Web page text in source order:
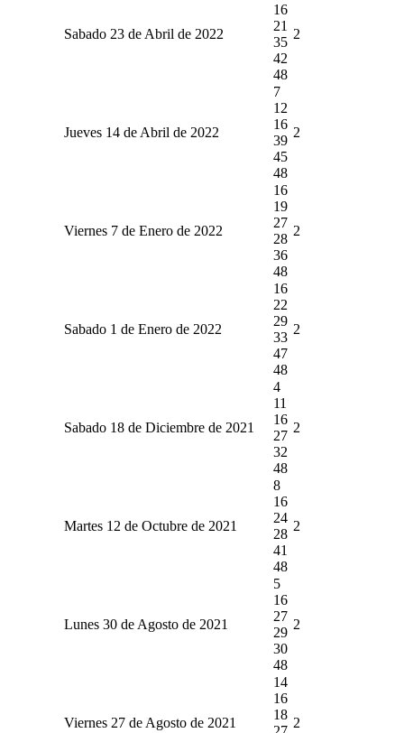
Sabado 23 de Abril de 2022
16
21
35
42
48
2
Jueves 14 de Abril de 2022
7
12
16
39
45
48
2
Viernes 7 de Enero de 2022
16
19
27
28
36
48
2
Sabado 1 de Enero de 2022
16
22
29
33
47
48
2
Sabado 18 de Diciembre de 2021
4
11
16
27
32
48
2
Martes 12 de Octubre de 2021
8
16
24
28
41
48
2
Lunes 30 de Agosto de 2021
5
16
27
29
30
48
2
Viernes 27 de Agosto de 2021
14
16
18
2